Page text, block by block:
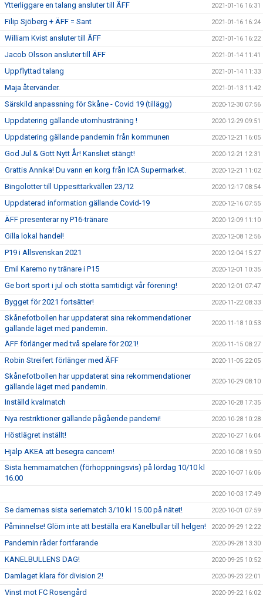
Ytterliggare en talang ansluter till ÄFF 2021-01-16 16:31
Filip Sjöberg + ÄFF = Sant 2021-01-16 16:24
William Kvist ansluter till ÄFF 2021-01-16 16:22
Jacob Olsson ansluter till ÄFF 2021-01-14 11:41
Uppflyttad talang 2021-01-14 11:33
Maja återvänder. 2021-01-13 11:42
Särskild anpassning för Skåne - Covid 19 (tillägg) 2020-12-30 07:56
Uppdatering gällande utomhusträning ! 2020-12-29 09:51
Uppdatering gällande pandemin från kommunen 2020-12-21 16:05
God Jul & Gott Nytt År! Kansliet stängt! 2020-12-21 12:31
Grattis Annika! Du vann en korg från ICA Supermarket. 2020-12-21 11:02
Bingolotter till Uppesittarkvällen 23/12 2020-12-17 08:54
Uppdaterad information gällande Covid-19 2020-12-16 07:55
ÄFF presenterar ny P16-tränare 2020-12-09 11:10
Gilla lokal handel! 2020-12-08 12:56
P19 i Allsvenskan 2021 2020-12-04 15:27
Emil Karemo ny tränare i P15 2020-12-01 10:35
Ge bort sport i jul och stötta samtidigt vår förening! 2020-12-01 07:47
Bygget för 2021 fortsätter! 2020-11-22 08:33
Skånefotbollen har uppdaterat sina rekommendationer
gällande läget med pandemin.
2020-11-18 10:53
ÄFF förlänger med två spelare för 2021! 2020-11-15 08:27
Robin Streifert förlänger med ÄFF 2020-11-05 22:05
Skånefotbollen har uppdaterat sina rekommendationer
gällande läget med pandemin.
2020-10-29 08:10
Inställd kvalmatch 2020-10-28 17:35
Nya restriktioner gällande pågående pandemi! 2020-10-28 10:28
Höstlägret inställt! 2020-10-27 16:04
Hjälp AKEA att besegra cancern! 2020-10-08 19:50
Sista hemmamatchen (förhoppningsvis) på lördag 10/10 kl
16.00
2020-10-07 16:06
2020-10-03 17:49
Se damernas sista seriematch 3/10 kl 15.00 på nätet! 2020-10-01 07:59
Påminnelse! Glöm inte att beställa era Kanelbullar till helgen! 2020-09-29 12:22
Pandemin råder fortfarande 2020-09-28 13:30
KANELBULLENS DAG! 2020-09-25 10:52
Damlaget klara för division 2! 2020-09-23 22:01
Vinst mot FC Rosengård 2020-09-22 16:02